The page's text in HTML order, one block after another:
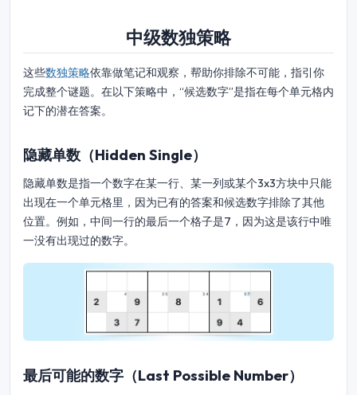
中级数独策略
这些数独策略依靠做笔记和观察，帮助你排除不可能，指引你
完成整个谜题。在以下策略中，“候选数字”是指在每个单元格内
记下的潜在答案。
隐藏单数（Hidden Single）
隐藏单数是指一个数字在某一行、某一列或某个3x3方块中只能
出现在一个单元格里，因为已有的答案和候选数字排除了其他
位置。例如，中间一行的最后一个格子是7，因为这是该行中唯
一没有出现过的数字。
最后可能的数字（Last Possible Number）